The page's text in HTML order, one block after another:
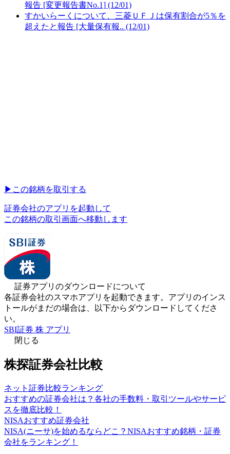
報告 [変更報告書No.1] (12/01)
すかいらーくについて、三菱ＵＦＪは保有割合が5％を
超えたと報告 [大量保有報.. (12/01)
▶︎ この銘柄を取引する
証券会社のアプリを起動して
この銘柄の取引画面へ移動します
証券アプリのダウンロードについて
各証券会社のスマホアプリを起動できます。アプリのインス
トールがまだの場合は、以下からダウンロードしてくださ
い。
SBI証券 株 アプリ
閉じる
株探証券会社比較
ネット証券比較ランキング
おすすめの証券会社は？各社の手数料・取引ツールやサービ
スを徹底比較！
NISAおすすめ証券会社
NISA(ニーサ)を始めるならどこ？NISAおすすめ銘柄・証券
会社をランキング！